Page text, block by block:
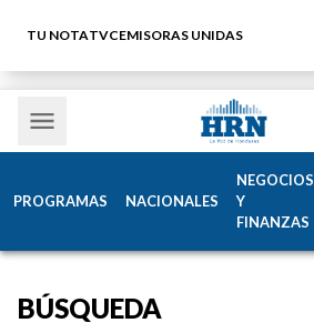
TU NOTATVCEMISORAS UNIDAS
PROGRAMAS NACIONALES
NEGOCIOS
Y
FINANZAS
BÚSQUEDA